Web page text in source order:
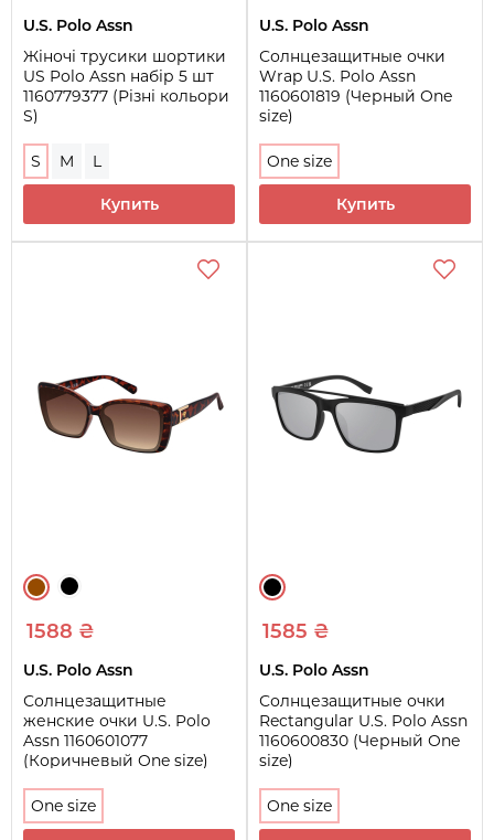
U.S. Polo Assn
Жіночі трусики шортики
US Polo Assn набір 5 шт
1160779377 (Різні кольори
S)
S M L
Купить
U.S. Polo Assn
Солнцезащитные очки
Wrap U.S. Polo Assn
1160601819 (Черный One
size)
One size
Купить
1588 ₴
U.S. Polo Assn
Солнцезащитные
женские очки U.S. Polo
Assn 1160601077
(Коричневый One size)
One size
1585 ₴
U.S. Polo Assn
Солнцезащитные очки
Rectangular U.S. Polo Assn
1160600830 (Черный One
size)
One size